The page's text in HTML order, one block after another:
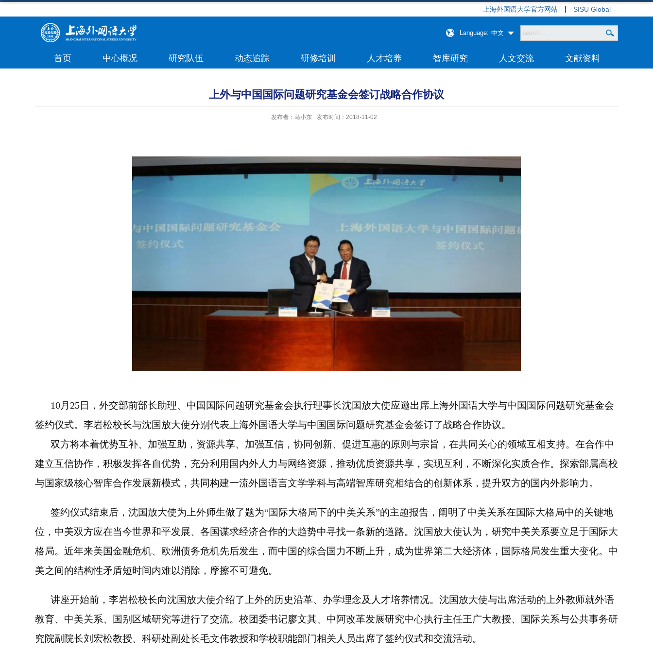
上海外国语大学官方网站 SISU Global
Language: 中文
首页 中心概况 研究队伍 动态追踪 研修培训 人才培养 智库研究 人文交流 文献资料
上外与中国国际问题研究基金会签订战略合作协议
发布者：马小东 发布时间：2018-11-02
10月 25日，外交部前部长助理、中国国际问题研究基金会执行理事长沈国放大使应邀出席上海外国语大学与中国国际问题研究基金会
签约仪式。李岩松校长与沈国放大使分别代表上海外国语大学与中国国际问题研究基金会签订了战略合作协议。
双方将本着优势互补、加强互助，资源共享、加强互信，协同创新、促进互惠的原则与宗旨，在共同关心的领域互相支持。在合作中
建立互信协作，积极发挥各自优势，充分利用国内外人力与网络资源，推动优质资源共享，实现互利，不断深化实质合作。探索部属高校
与国家级核心智库合作发展新模式，共同构建一流外国语言文学学科与高端智库研究相结合的创新体系，提升双方的国内外影响力。
签约仪式结束后，沈国放大使为上外师生做了题为“国际大格局下的中美关系”的主题报告，阐明了中美关系在国际大格局中的关键地
位，中美双方应在当今世界和平发展、各国谋求经济合作的大趋势中寻找一条新的道路。沈国放大使认为，研究中美关系要立足于国际大
格局。近年来美国金融危机、欧洲债务危机先后发生，而中国的综合国力不断上升，成为世界第二大经济体，国际格局发生重大变化。中
美之间的结构性矛盾短时间内难以消除，摩擦不可避免。
讲座开始前，李岩松校长向沈国放大使介绍了上外的历史沿革、办学理念及人才培养情况。沈国放大使与出席活动的上外教师就外语
教育、中美关系、国别区域研究等进行了交流。校团委书记廖文其、中阿改革发展研究中心执行主任王广大教授、国际关系与公共事务研
究院副院长刘宏松教授、科研处副处长毛文伟教授和学校职能部门相关人员出席了签约仪式和交流活动。